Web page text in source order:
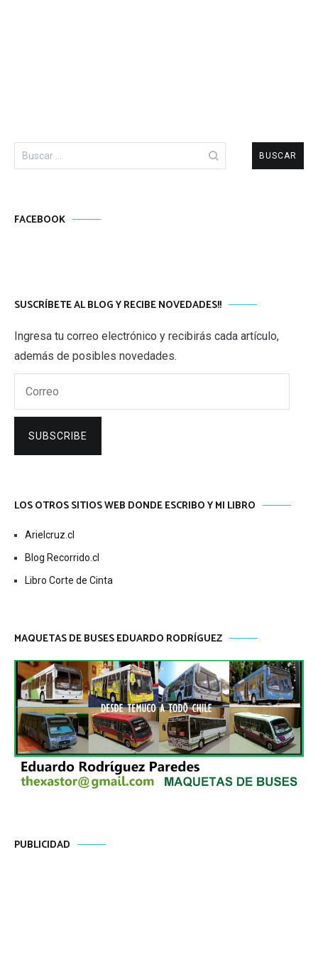
Buscar:
FACEBOOK
SUSCRÍBETE AL BLOG Y RECIBE NOVEDADES!!
Ingresa tu correo electrónico y recibirás cada artículo,
además de posibles novedades.
SUBSCRIBE
LOS OTROS SITIOS WEB DONDE ESCRIBO Y MI LIBRO
Arielcruz.cl
Blog Recorrido.cl
Libro Corte de Cinta
MAQUETAS DE BUSES EDUARDO RODRÍGUEZ
PUBLICIDAD